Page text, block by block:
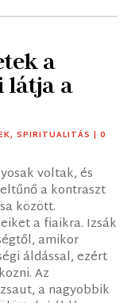
a
látja a
,SPIRITUALITÁS | 0
voltak, és
a kontraszt
között.
a fiaikra. Izsák
amikor
áldással, ezért
Az
a nagyobbik